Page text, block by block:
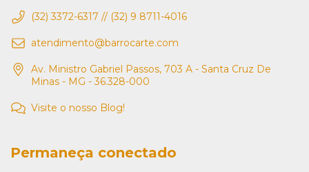
(32) 3372-6317 // (32) 9 8711-4016
atendimento@barrocarte.com
Av. Ministro Gabriel Passos, 703 A - Santa Cruz De
Minas - MG - 36.328-000
Visite o nosso Blog!
Permaneça conectado